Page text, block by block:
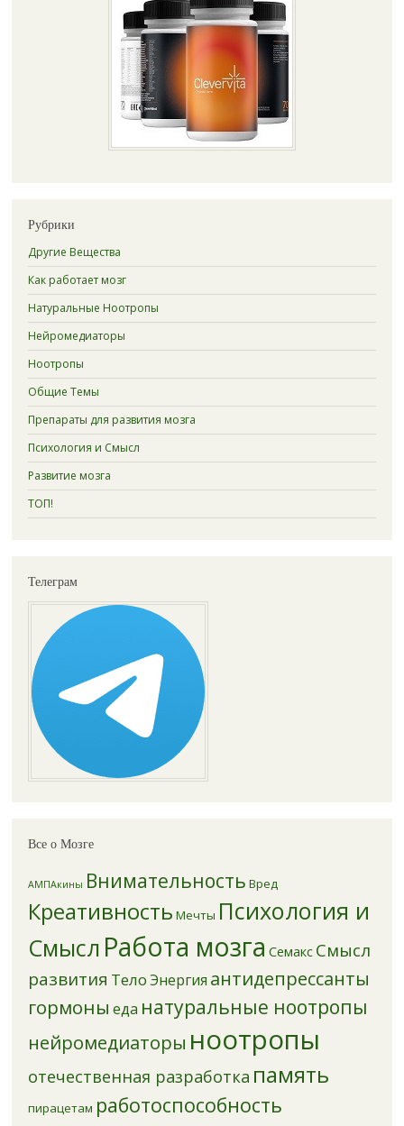
Рубрики
Другие Вещества
Как работает мозг
Натуральные Ноотропы
Нейромедиаторы
Ноотропы
Общие Темы
Препараты для развития мозга
Психология и Смысл
Развитие мозга
ТОП!
Телеграм
Все о Мозге
АМПАкины Внимательность Вред
Креативность Мечты Психология и
Смысл Работа мозга Семакс Смысл
развития ТелоЭнергия антидепрессанты
гормоны еда натуральные ноотропы
нейромедиаторы ноотропы
отечественная разработка память
пирацетам работоспособность